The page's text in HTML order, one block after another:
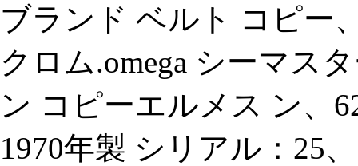
ブランド ベルト コピー
クロム.omega シーマス
ン コピーエルメス ン、
1970年製 シリアル：25